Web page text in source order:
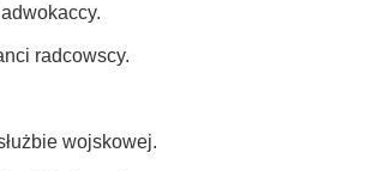
radcowscy.
wojskowej.